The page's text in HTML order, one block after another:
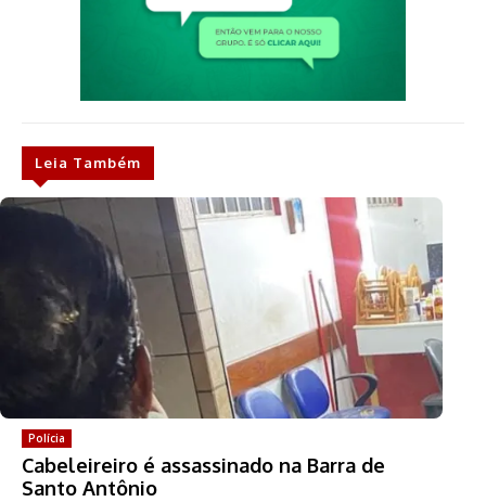
Leia Também
Polícia
Cabeleireiro é assassinado na Barra de
Santo Antônio